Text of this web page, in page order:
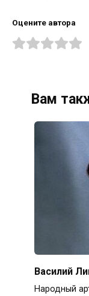
Оцените автора
Вам
Василий
Народный